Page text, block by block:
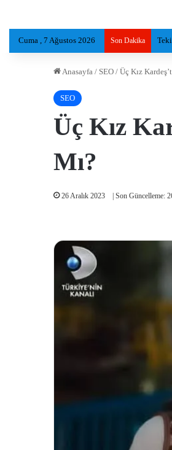
Cuma , 7 Ağustos 2026 Son Dakika
Anasayfa / SEO / Üç Kız
SEO
Üç Kız
Mı?
26 Aralık 2023 | Son Güncelleme: